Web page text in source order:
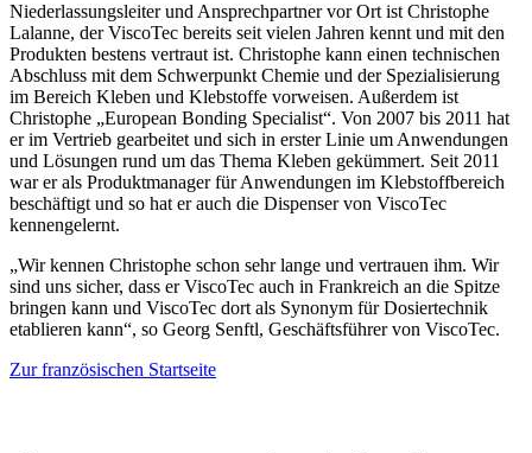
Niederlassungsleiter und Ansprechpartner vor Ort ist Christophe
Lalanne, der ViscoTec bereits seit vielen Jahren kennt und mit den
Produkten bestens vertraut ist. Christophe kann einen technischen
Abschluss mit dem Schwerpunkt Chemie und der Spezialisierung
im Bereich Kleben und Klebstoffe vorweisen. Außerdem ist
Christophe „European Bonding Specialist“. Von 2007 bis 2011 hat
er im Vertrieb gearbeitet und sich in erster Linie um Anwendungen
und Lösungen rund um das Thema Kleben gekümmert. Seit 2011
war er als Produktmanager für Anwendungen im Klebstoffbereich
beschäftigt und so hat er auch die Dispenser von ViscoTec
kennengelernt.
„Wir kennen Christophe schon sehr lange und vertrauen ihm. Wir
sind uns sicher, dass er ViscoTec auch in Frankreich an die Spitze
bringen kann und ViscoTec dort als Synonym für Dosiertechnik
etablieren kann“, so Georg Senftl, Geschäftsführer von ViscoTec.
Zur französischen Startseite